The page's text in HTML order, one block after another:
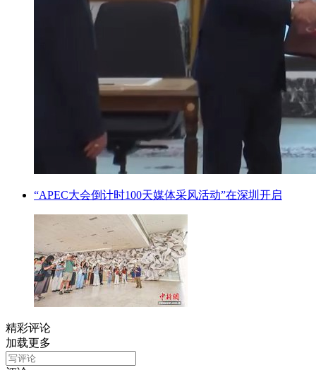
“APEC大会倒计时100天媒体采风活动”在深圳开启
精彩评论
加载更多